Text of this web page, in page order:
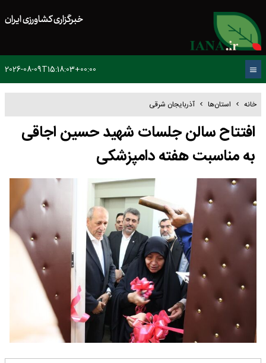
خبرگزاری کشاورزی ایران
2026-08-09T15:18:03+00:00
خانه استان‌ها آذربایجان شرقی
افتتاح سالن جلسات شهید حسین اجاقی
به مناسبت هفته دامپزشکی